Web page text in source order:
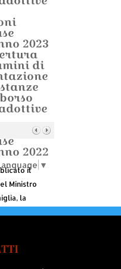
2023
di
2022
il
Ministro
la
della
▼